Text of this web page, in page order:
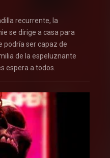
recurrente, la
se dirige a casa para
podría ser capaz de
de la espeluznante
espera a todos.